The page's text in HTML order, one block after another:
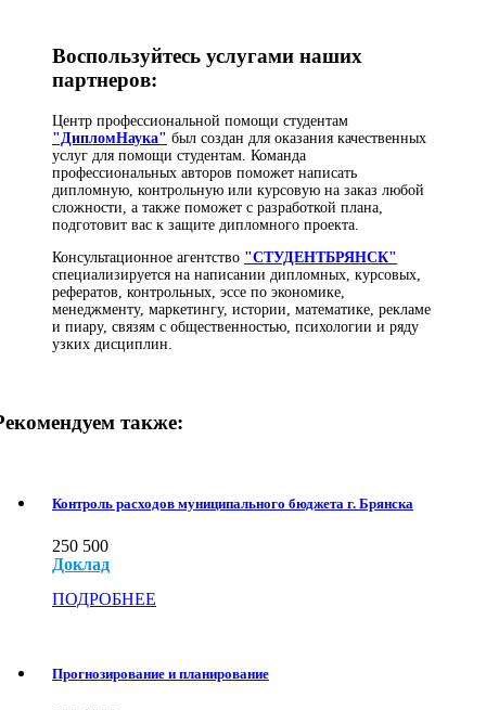
Воспользуйтесь услугами наших
партнеров:
Центр профессиональной помощи студентам
"ДипломНаука" был создан для оказания качественных
услуг для помощи студентам. Команда
профессиональных авторов поможет написать
дипломную, контрольную или курсовую на заказ любой
сложности, а также поможет с разработкой плана,
подготовит вас к защите дипломного проекта.
Консультационное агентство "СТУДЕНТБРЯНСК"
специализируется на написании дипломных, курсовых,
рефератов, контрольных, эссе по экономике,
менеджменту, маркетингу, истории, математике, рекламе
и пиару, связям с общественностью, психологии и ряду
узких дисциплин.
также:
Контроль расходов муниципального бюджета г. Брянска
250 500
Доклад
ПОДРОБНЕЕ
Прогнозирование и планирование